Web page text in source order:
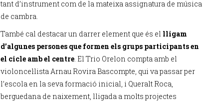
tant d’instrument com de la mateixa assignatura de música
de cambra.
També cal destacar un darrer element que és el lligam
d’algunes persones que formen els grups participants en
el cicle amb el centre. El Trio Orelon compta amb el
violoncel·lista Arnau Rovira Bascompte, qui va passar per
l’escola en la seva formació inicial, i Queralt Roca,
berguedana de naixement, lligada a molts projectes